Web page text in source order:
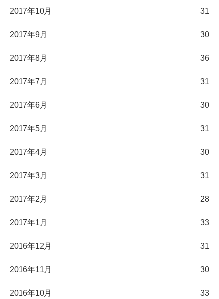
2017年10月 31
2017年9月 30
2017年8月 36
2017年7月 31
2017年6月 30
2017年5月 31
2017年4月 30
2017年3月 31
2017年2月 28
2017年1月 33
2016年12月 31
2016年11月 30
2016年10月 33